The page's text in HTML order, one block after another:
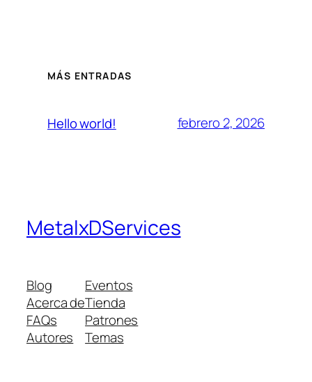
MÁS ENTRADAS
Hello world! febrero 2, 2026
MetalxDServices
Blog
Acerca de
FAQs
Autores
Eventos
Tienda
Patrones
Temas